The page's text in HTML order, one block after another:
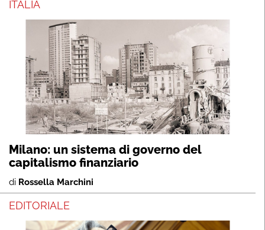
ITALIA
Milano: un sistema di governo del
capitalismo finanziario
di Rossella Marchini
EDITORIALE